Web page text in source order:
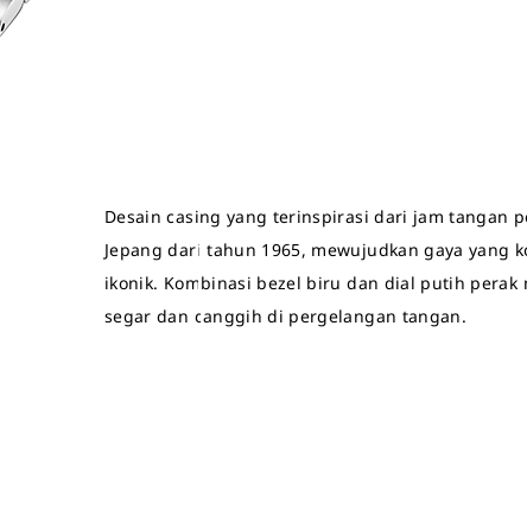
Desain casing yang terinspirasi dari jam tangan
Jepang dari tahun 1965, mewujudkan gaya yang
ikonik. Kombinasi bezel biru dan dial putih perak
segar dan canggih di pergelangan tangan.